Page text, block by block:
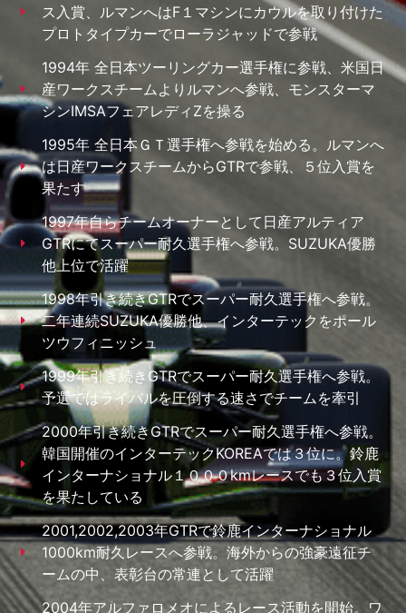
ス入賞、ルマンへはF１マシンにカウルを取り付けた
プロトタイプカーでローラジャッドで参戦
1994年 全日本ツーリングカー選手権に参戦、米国日
産ワークスチームよりルマンへ参戦、モンスターマ
シンIMSAフェアレディZを操る
1995年 全日本ＧＴ選手権へ参戦を始める。ルマンへ
は日産ワークスチームからGTRで参戦、５位入賞を
果たす
1997年自らチームオーナーとして日産アルティア
GTRにてスーパー耐久選手権へ参戦。SUZUKA優勝
他上位で活躍
1998年引き続きGTRでスーパー耐久選手権へ参戦。
二年連続SUZUKA優勝他、インターテックをポール
ツウフィニッシュ
1999年引き続きGTRでスーパー耐久選手権へ参戦。
予選ではライバルを圧倒する速さでチームを牽引
2000年引き続きGTRでスーパー耐久選手権へ参戦。
韓国開催のインターテックKOREAでは３位に。鈴鹿
インターナショナル１０００kmレースでも３位入賞
を果たしている
2001,2002,2003年GTRで鈴鹿インターナショナル
1000km耐久レースへ参戦。海外からの強豪遠征チ
ームの中、表彰台の常連として活躍
2004年アルファロメオによるレース活動を開始。ワ